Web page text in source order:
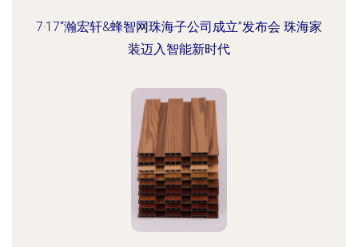
7·17“瀚宏轩&蜂智网珠海子公司成立”发布会 珠海家
装迈入智能新时代